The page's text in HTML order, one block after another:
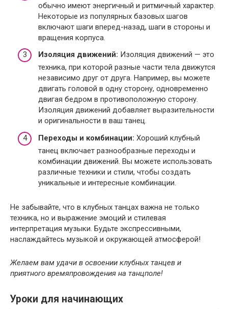
обычно имеют энергичный и ритмичный характер.
Некоторые из популярных базовых шагов
включают шаги вперед-назад, шаги в стороны и
вращения корпуса.
Изоляция движений: Изоляция движений — это
техника, при которой разные части тела движутся
независимо друг от друга. Например, вы можете
двигать головой в одну сторону, одновременно
двигая бедром в противоположную сторону.
Изоляция движений добавляет выразительности
и оригинальности в ваш танец.
Переходы и комбинации: Хороший клубный
танец включает разнообразные переходы и
комбинации движений. Вы можете использовать
различные техники и стили, чтобы создать
уникальные и интересные комбинации.
Не забывайте, что в клубных танцах важна не только
техника, но и выражение эмоций и стилевая
интерпретация музыки. Будьте экспрессивными,
наслаждайтесь музыкой и окружающей атмосферой!
Желаем вам удачи в освоении клубных танцев и
приятного времяпровождения на танцполе!
Уроки для начинающих